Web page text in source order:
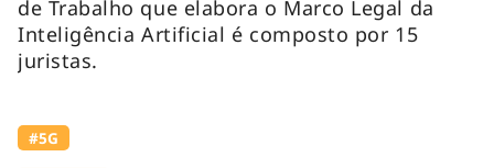
de Trabalho que elabora o Marco Legal da
Inteligência Artificial é composto por 15
juristas.
#5G